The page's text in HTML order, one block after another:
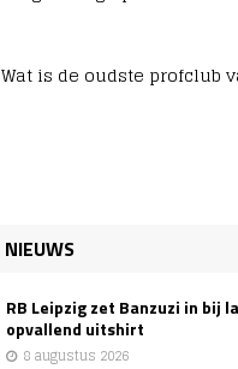
Wat is de oudste profclub
RB Leipzig zet Banzuzi in bij
opvallend uitshirt
8 augustus 2026